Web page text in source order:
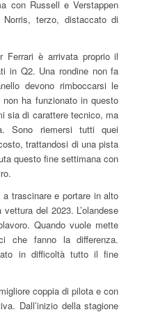
con Russell e Verstappen
terzo, distaccato di
Ferrari è arrivata proprio il
in Q2. Una rondine non fa
devono rimboccarsi le
ha funzionato in questo
sia di carattere tecnico, ma
Sono riemersi tutti quei
trattandosi di una pista
questo fine settimana con
trascinare e portare in alto
del 2023. L’olandese
Quando vuole mette
che fanno la differenza.
in difficoltà tutto il fine
coppia di pilota e con
Dall’inizio della stagione